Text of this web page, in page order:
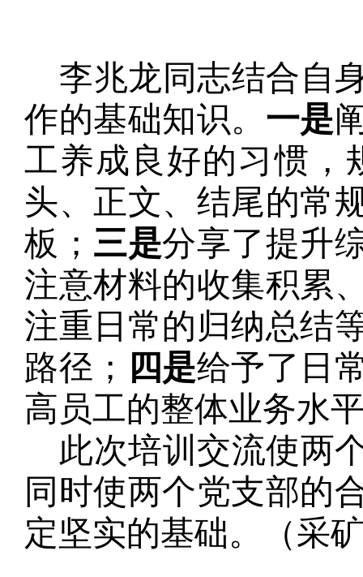
李兆龙同志结合自
作的基础知识。 一是
工养成良好的习惯，
头、正文、结尾的常
板； 三是分享了提升
注意材料的收集积累
注重日常的归纳总结
路径；
四是给予了日
高员工的整体业务水
此次培训交流使两
同时使两个党支部的
定坚实的基础。（采